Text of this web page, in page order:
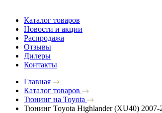
Каталог товаров
Новости и акции
Распродажа
Отзывы
Дилеры
Контакты
Главная
Каталог товаров
Тюнинг на Toyota
Тюнинг Toyota Highlander (XU40)